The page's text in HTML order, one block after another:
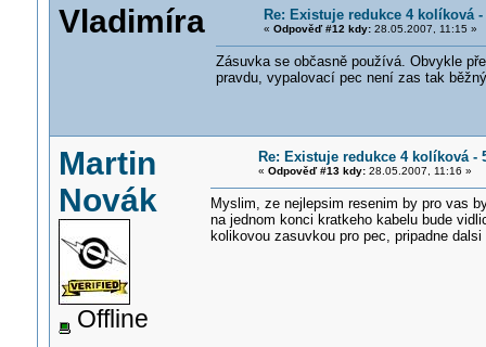
Vladimíra Re: Existuje redukce 4 kolíková
« Odpověď #12 kdy:28.05.2007, 11:15 »
Zásuvka se občasně používá. Obvykle
pravdu, vypalovací pec není zas tak
Martin
Novák
Offline
Re: Existuje redukce 4 kolíková -
« Odpověď #13 kdy:28.05.2007, 11:16 »
Myslim, ze nejlepsim resenim by pro vas
na jednom konci kratkeho kabelu bude
kolikovou zasuvkou pro pec, pripadne